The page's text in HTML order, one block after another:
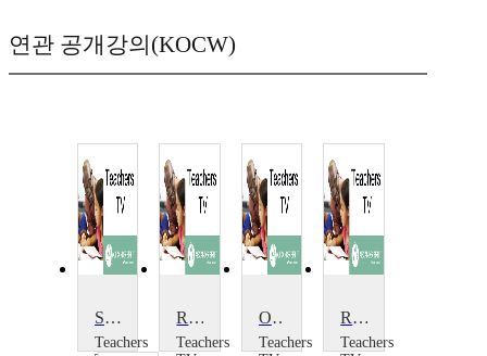
연관 공개강의(KOCW)
Safety in Numbers
Teachers
Road Safety Week
Teachers
Online Safety
Teachers
Road Safety
Teachers